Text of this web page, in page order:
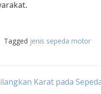
Tagged jenis sepeda motor
Karat pada